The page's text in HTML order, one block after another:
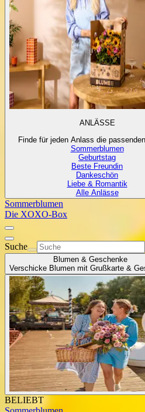
ANLÄSSE
Finde für jeden Anlass die
Sommerblumen
Geburtstag
Beste Freundin
Dankeschön
Liebe & Romantik
Alle Anlässe
Sommerblumen
Die XOXO-Box
Suche
Blumen & Geschenke
Verschicke Blumen mit Grußkarte &
BELIEBT